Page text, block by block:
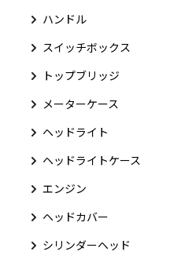
ハンドル
スイッチボックス
トップブリッジ
メーターケース
ヘッドライト
ヘッドライトケース
エンジン
ヘッドカバー
シリンダーヘッド